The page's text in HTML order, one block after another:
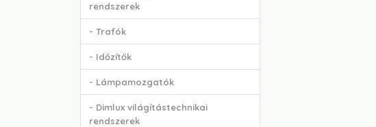
rendszerek
- Trafók
- Időzítők
- Lámpamozgatók
- Dimlux világítástechnikai
rendszerek